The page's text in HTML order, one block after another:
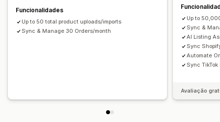
Registos detalhados
Sincronização de inventário
Funcionalidades
Up to 50 total product uploads/imports
Sync & Manage 30 Orders/month
Up to
Sync &
AI Listing
Sync
Automate
Sync
Avaliação